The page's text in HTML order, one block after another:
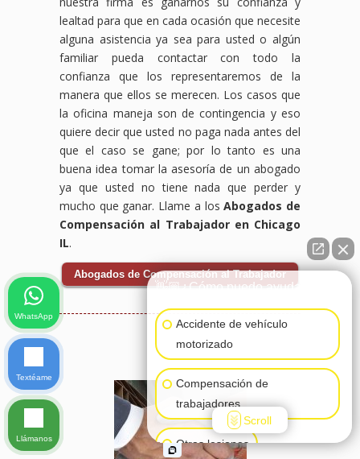
lealtad para que en cada ocasión que necesite
alguna asistencia ya sea para usted o algún
familiar pueda contactar con todo la
confianza que los representaremos de la
manera que ellos se merecen. Los casos que
la oficina maneja son de contingencia y eso
quiere decir que usted no paga nada antes del
que el caso se gane; por lo tanto es una
buena idea tomar la asesoría de un abogado
ya que usted no tiene nada que perder y
mucho que ganar. Llame a losAbogados de
Compensación al Trabajador en Chicago
IL.
Abogados de Compensación al Trabajador
👋🏼¿Cómo puedo ayudarte?
Accidente de vehículo
motorizado
Compensación de
trabajadores
Otras lesiones
Scroll
WhatsApp
Textéame
Llámanos